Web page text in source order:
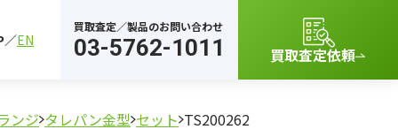
EN
買取査定／製品のお問い合わせ
03-5762-1011 買取査定依頼
ンジ タレパン金型 セット TS200262